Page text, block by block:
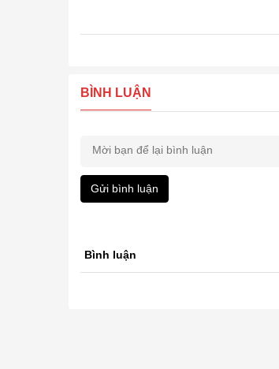
BÌNH LUẬN
Gửi bình luận
Bình luận